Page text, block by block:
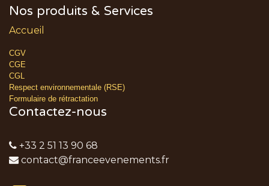
Nos produits & Services
Accueil
CGV
CGE
CGL
Respect environnementale (RSE)
Formulaire de rétractation
Contactez-nous
+33 2 51 13 90 68
contact@franceevenements.fr